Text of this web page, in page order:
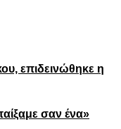
επιδεινώθηκε η
σαν ένα»